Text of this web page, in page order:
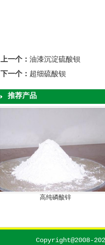
上一个： 油漆沉淀硫酸钡
下一个： 超细硫酸钡
推荐产品
复合铁钛粉
Copyright@2008-